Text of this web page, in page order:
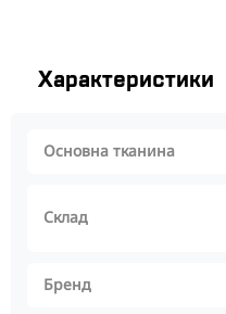
Характеристики
Основна тканина
Склад
Бренд